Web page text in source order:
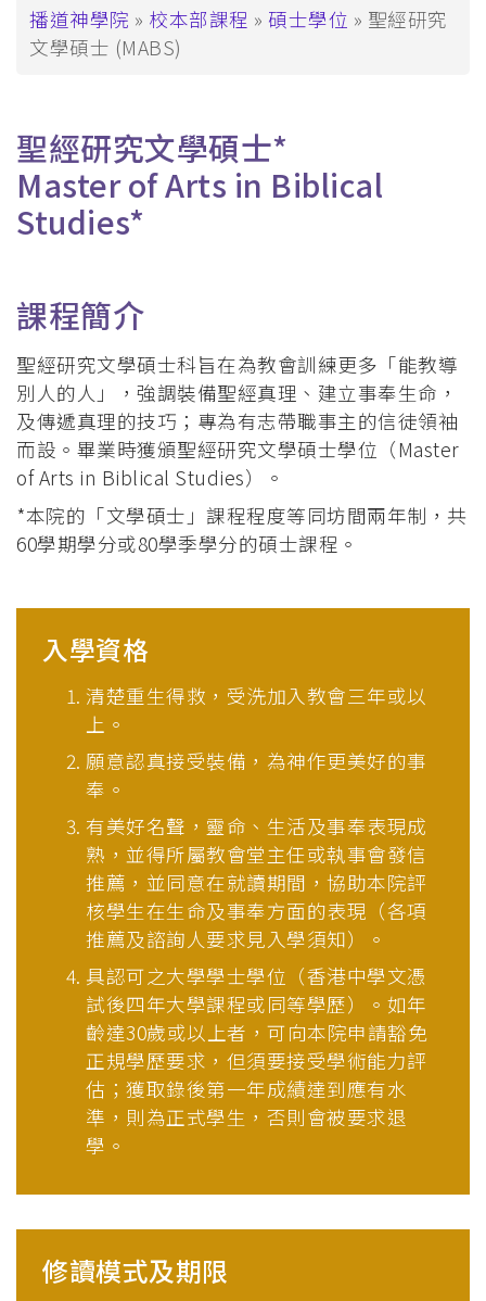
導
航
結
播道神學院 校本部課程 碩士學位
聖經研究
文學碩士 (MABS)
聖經研究文學碩士*
Master of Arts in Biblical
Studies*
課程簡介
聖經研究文學碩士科旨在為教會訓練更多「能教導
別人的人」，強調裝備聖經真理、建立事奉生命，
及傳遞真理的技巧；專為有志帶職事主的信徒領袖
而設。畢業時獲頒聖經研究文學碩士學位（Master
of Arts in Biblical Studies）。
*本院的「文學碩士」課程程度等同坊間兩年制，共
60學期學分或80學季學分的碩士課程。
入學資格
清楚重生得救，受洗加入教會三年或以
上。
願意認真接受裝備，為神作更美好的事
奉。
有美好名聲，靈命、生活及事奉表現成
熟，並得所屬教會堂主任或執事會發信
推薦，並同意在就讀期間，協助本院評
核學生在生命及事奉方面的表現（各項
推薦及諮詢人要求見入學須知）。
具認可之大學學士學位（香港中學文憑
試後四年大學課程或同等學歷）。如年
齡達30歲或以上者，可向本院申請豁免
正規學歷要求，但須要接受學術能力評
估；獲取錄後第一年成績達到應有水
準，則為正式學生，否則會被要求退
學。
修讀模式及期限